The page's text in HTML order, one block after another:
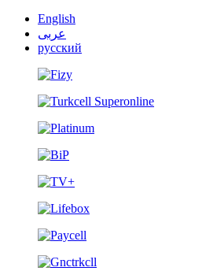
English
عربى
русский